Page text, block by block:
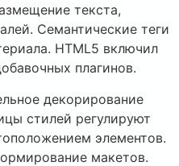
текста,
Семантические теги
HTML5 включил
плагинов.
декорирование
стилей регулируют
элементов.
макетов.